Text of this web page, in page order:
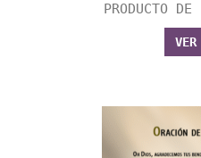
PRODUCTO
VER